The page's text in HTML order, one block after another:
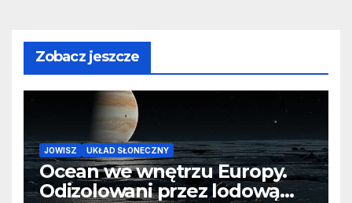
Zobacz jeszcze
JOWISZ UKŁAD SŁONECZNY
Ocean we wnętrzu Europy.
Odizolowani przez lodową